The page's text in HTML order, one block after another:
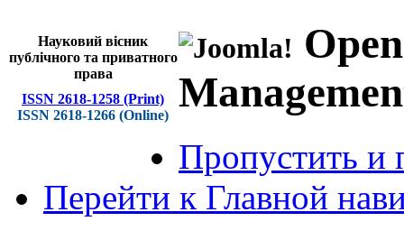
Науковий вісник
публічного та приватного
права
ISSN 2618-1258 (Print)
ISSN 2618-1266 (Online)
Пропустить и
Перейти к Главной